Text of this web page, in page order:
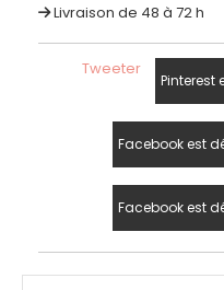
Livraison de 48 à 72 h
Tweeter
Pinterest
Facebook est
Facebook est